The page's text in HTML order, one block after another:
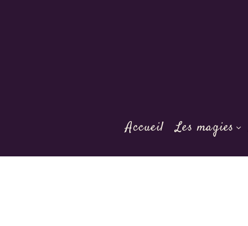
Accueil Les magies